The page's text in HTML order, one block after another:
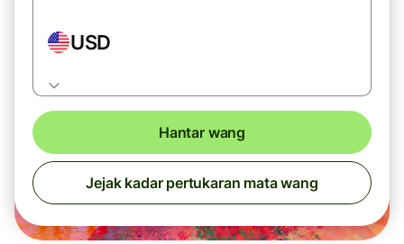
USD
Hantar wang
Jejak kadar pertukaran mata wang